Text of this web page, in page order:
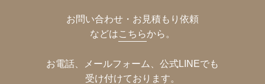
お問い合わせ・お見積もり依頼
などはこちらから。
お電話、メールフォーム、公式LINEでも
受け付けております。